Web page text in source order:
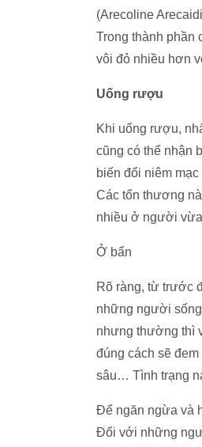
(Arecoline
Trong thành phần
vôi đỏ nhiều hơn
Uống rượu
Khi uống rượu,
cũng có thể nhận
biến đổi niêm mạc
Các tổn thương
nhiều ở người
Ở bẩn
Rõ ràng, từ trước
những người
nhưng thường thì
đúng cách sẽ
sâu… Tình trạng
Để ngăn ngừa và
Đối với những